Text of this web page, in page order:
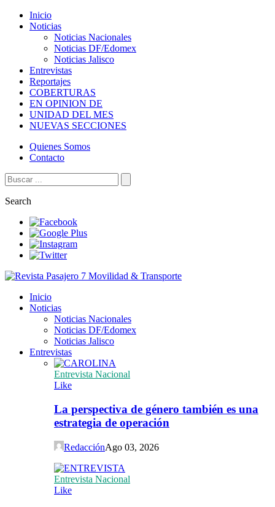
Inicio
Noticias
Noticias Nacionales
Noticias DF/Edomex
Noticias Jalisco
Entrevistas
Reportajes
COBERTURAS
EN OPINION DE
UNIDAD DEL MES
NUEVAS SECCIONES
Quienes Somos
Contacto
Search
Inicio
Noticias
Noticias Nacionales
Noticias DF/Edomex
Noticias Jalisco
Entrevistas
Entrevista Nacional
Like
La perspectiva de género también es una
estrategia de operación
RedacciónAgo 03, 2026
Entrevista Nacional
Like